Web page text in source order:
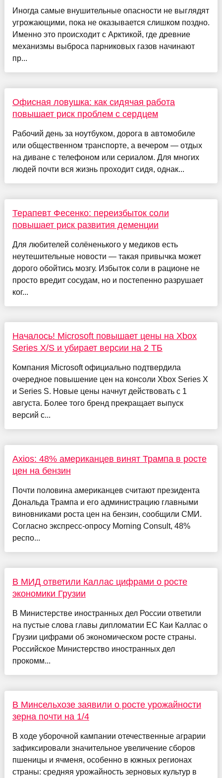
Иногда самые внушительные опасности не выглядят
угрожающими, пока не оказывается слишком поздно.
Именно это происходит с Арктикой, где древние
механизмы выброса парниковых газов начинают
пр...
Офисная ловушка: как сидячая работа
повышает риск проблем с сердцем
Рабочий день за ноутбуком, дорога в автомобиле
или общественном транспорте, а вечером — отдых
на диване с телефоном или сериалом. Для многих
людей почти вся жизнь проходит сидя, однак...
Терапевт Фесенко: переизбыток соли
повышает риск развития деменции
Для любителей солёненького у медиков есть
неутешительные новости — такая привычка может
дорого обойтись мозгу. Избыток соли в рационе не
просто вредит сосудам, но и постепенно разрушает
ког...
Началось! Microsoft повышает цены на Xbox
Series X/S и убирает версии на 2 ТБ
Компания Microsoft официально подтвердила
очередное повышение цен на консоли Xbox Series X
и Series S. Новые цены начнут действовать с 1
августа. Более того бренд прекращает выпуск
версий с...
Axios: 48% американцев винят Трампа в росте
цен на бензин
Почти половина американцев считают президента
Дональда Трампа и его администрацию главными
виновниками роста цен на бензин, сообщили СМИ.
Согласно экспресс-опросу Morning Consult, 48%
респо...
В МИД ответили Каллас цифрами о росте
экономики Грузии
В Министерстве иностранных дел России ответили
на пустые слова главы дипломатии ЕС Каи Каллас о
Грузии цифрами об экономическом росте страны.
Российское Министерство иностранных дел
прокомм...
В Минсельхозе заявили о росте урожайности
зерна почти на 1/4
В ходе уборочной кампании отечественные аграрии
зафиксировали значительное увеличение сборов
пшеницы и ячменя, особенно в южных регионах
страны: средняя урожайность зерновых культур в